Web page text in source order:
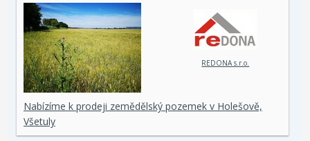
REDONA s.r.o.
Nabízíme k prodeji zemědělský pozemek v Holešově,
Všetuly